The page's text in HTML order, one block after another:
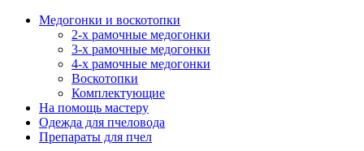
Медогонки и воскотопки
2-х рамочные медогонки
3-х рамочные медогонки
4-х рамочные медогонки
Воскотопки
Комплектующие
На помощь мастеру
Одежда для пчеловода
Препараты для пчел